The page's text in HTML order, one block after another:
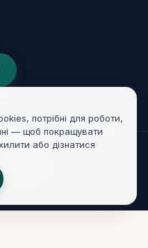
потрібні для роботи,
— щоб покращувати
або дізнатися